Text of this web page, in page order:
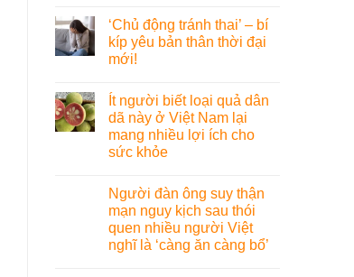
‘Chủ động tránh thai’ – bí
kíp yêu bản thân thời đại
mới!
Ít người biết loại quả dân
dã này ở Việt Nam lại
mang nhiều lợi ích cho
sức khỏe
Người đàn ông suy thận
mạn nguy kịch sau thói
quen nhiều người Việt
nghĩ là ‘càng ăn càng bổ’